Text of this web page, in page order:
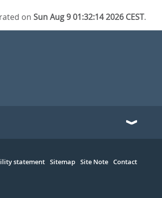
onSun Aug 9 01:32:14 2026 CEST.
statement Sitemap Site Note Contact